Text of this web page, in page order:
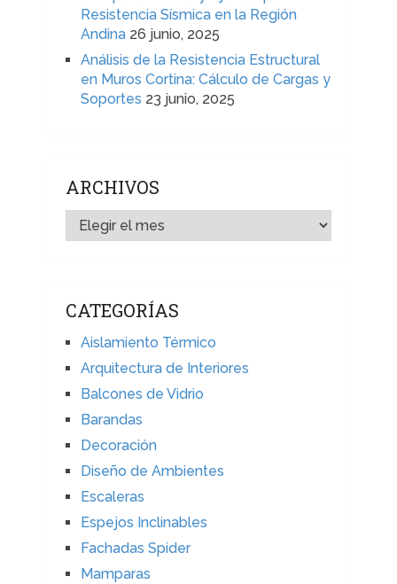
Resistencia Sísmica en la Región
Andina 26 junio, 2025
Análisis de la Resistencia Estructural
en Muros Cortina: Cálculo de Cargas y
Soportes 23 junio, 2025
ARCHIVOS
ARCHIVOS
CATEGORÍAS
Aislamiento Térmico
Arquitectura de Interiores
Balcones de Vidrio
Barandas
Decoración
Diseño de Ambientes
Escaleras
Espejos Inclinables
Fachadas Spider
Mamparas